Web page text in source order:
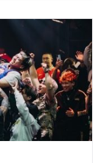
、售票資訊大